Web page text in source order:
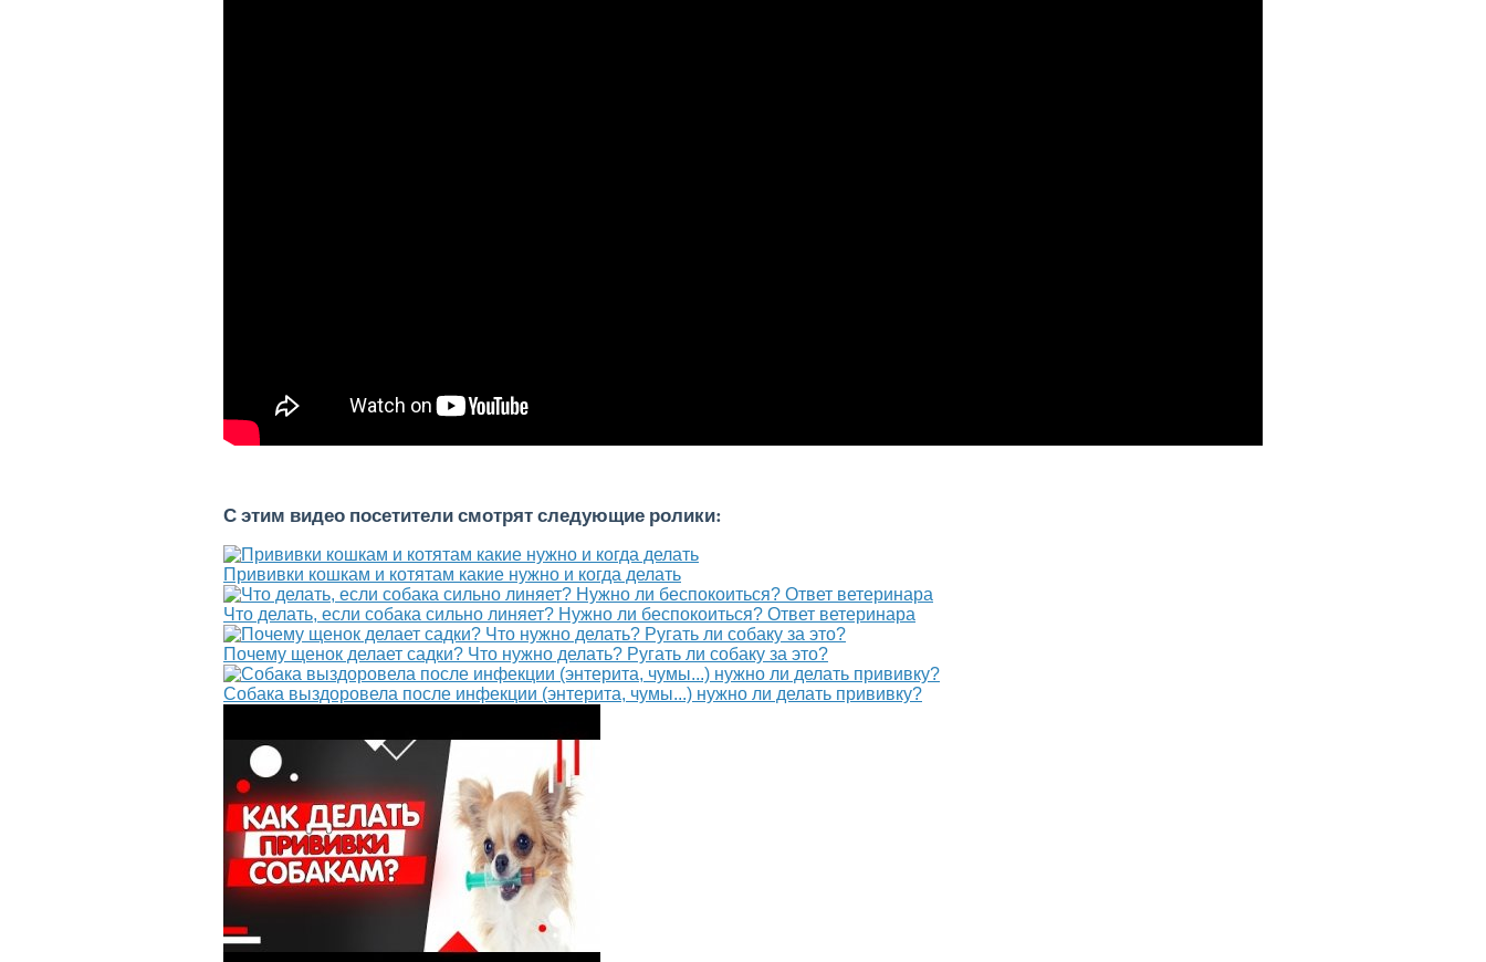
С этим видео посетители смотрят следующие ролики:
Прививки кошкам и котятам какие нужно и когда делать
Что делать, если собака сильно линяет? Нужно ли беспокоиться? Ответ ветеринара
Почему щенок делает садки? Что нужно делать? Ругать ли собаку за это?
Собака выздоровела после инфекции (энтерита, чумы...) нужно ли делать прививку?